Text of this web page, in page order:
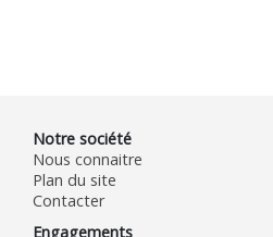
Notre société
Nous connaitre
Plan du site
Contacter
Engagements